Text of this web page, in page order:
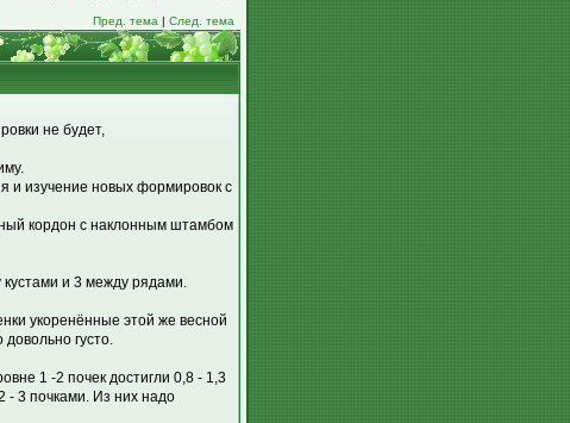
Пред. тема | След. тема
не будет,
и изучение новых формировок с
кордон с наклонным штамбом
и 3 между рядами.
укоренённые этой же весной
густо.
1 -2 почек достигли 0,8 - 1,3
- 3 почками. Из них надо